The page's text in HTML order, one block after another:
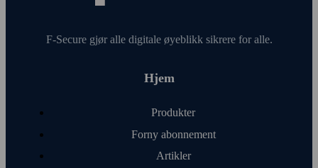
F‑Secure gjør alle digitale øye­blikk sikrere for alle.
Hjem
Produkter
Forny abonnement
Artikler